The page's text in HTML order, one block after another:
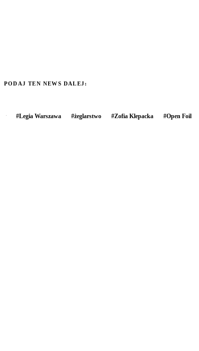
PODAJ TEN NEWS DALEJ:
#Legia Warszawa #żeglarstwo #Zofia Klepacka #Open Foil